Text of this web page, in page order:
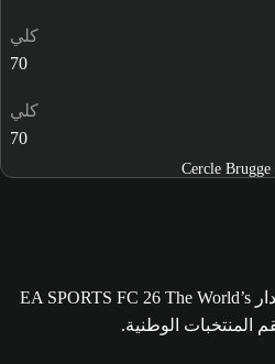
كلي
70
كلي
70